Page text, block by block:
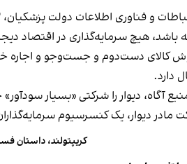
هیچ سرمایه‌گذاری در اقتصاد
آگاه، دیوار را شرکتی «بسیار سودآور»
کنسرسیوم سرمایه‌گذاران خارجی از جمله شرکت‌هایی در
کریپتولند، داستان فساد حکومتی؛ سرقت ۲۱ میلیون